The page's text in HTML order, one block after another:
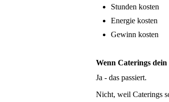
Stunden kosten
Energie kosten
Gewinn kosten
Wenn Caterings dein
Ja - das passiert.
Nicht, weil Caterings